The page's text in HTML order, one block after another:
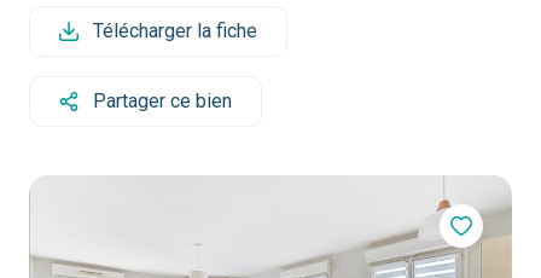
l'agence
actualités
Télécharger la fiche
Partager ce bien